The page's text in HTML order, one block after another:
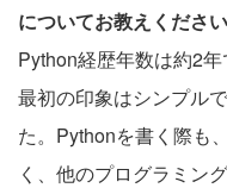
についてお教えください
Python経歴年数は約2年
最初の印象はシンプル
た。Pythonを書く際も
く、他のプログラミン